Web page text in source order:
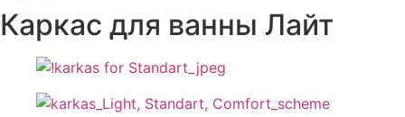
Каркас для ванны Лайт